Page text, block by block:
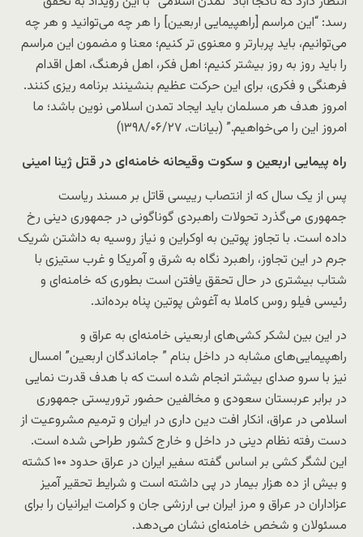
رسد: “این مراسم [راهپیمایی اربعین] را هر چه می‌توانید و هر چه
می‌توانیم، باید پربارتر و معنوی تر کنیم؛ معنا و مضمون این مراسم
را باید روز به روز بیشتر کنیم؛ اهل فکر، اهل فرهنگ، اهل اقدام
فرهنگی و فکری، برای این حرکت عظیم بنشینند برنامه ریزی کنند.
امروز هدف هر مسلمان باید ایجاد تمدن اسلامی نوین باشد؛ ما
امروز این را می‌خواهیم.” (بیانات، ۱۳۹۸/۰۶/۲۷)
راه پیمایی اربعین و سکوت وقیحانه خامنه‌ای در قتل ژینا امینی
پس از یک سال که از انتصاب رییسی قاتل بر مسند ریاست
جمهوری می‌گذرد تحولات راهبردی گوناگونی در جمهوری دینی رخ
داده است. با تجاوز پوتین به اوکراین و نیاز روسیه به داشتن شریک
جرم در این تجاوز، راهبرد نگاه به شرق و آمریکا و غرب ستیزی با
شتاب بیشتری در حال تحقق یافتن است بطوری که خامنه‌ای و
رئیسی فیلو روس کاملا به آغوش پوتین پناه برده‌اند.
در این بین لشکر کشی‌های اربعینی خامنه‌ای به عراق و
راهپیمایی‌های مشابه در داخل بنام ” جاماندگان اربعین” امسال
نیز با سرو صدای بیشتر انجام شده است که با هدف قدرت نمایی
در برابر عربستان سعودی و مخالفین حضور تروریستی جمهوری
اسلامی در عراق، انکار افت دین داری در ایران و ترمیم مشروعیت از
دست رفته نظام دینی در داخل و خارج کشور طراحی شده است.
این لشگر کشی بر اساس گفته سفیر ایران در عراق حدود ۱۰۰ کشته
و بیش از ده هزار بیمار در پی داشته است و شرایط تحقیر آمیز
عزاداران در عراق و مرز ایران بی ارزشی جان و کرامت ایرانیان را برای
مسئولان و شخص خامنه‌ای نشان می‌دهد.